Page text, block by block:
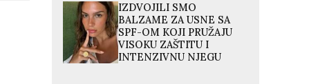
IZDVOJILI SMO
BALZAME ZA USNE SA
SPF-OM KOJI PRUŽAJU
VISOKU ZAŠTITU I
INTENZIVNU NJEGU